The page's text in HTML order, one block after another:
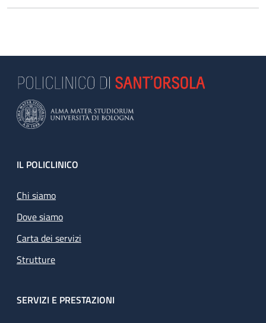
Footer
IL POLICLINICO
Chi siamo
Dove siamo
Carta dei servizi
Strutture
SERVIZI E PRESTAZIONI